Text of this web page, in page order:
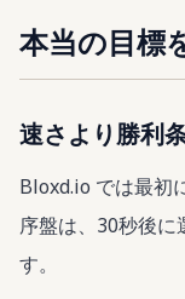
本当の目標
速さより勝利
Bloxd.io では最初
序盤は、30秒後
す。